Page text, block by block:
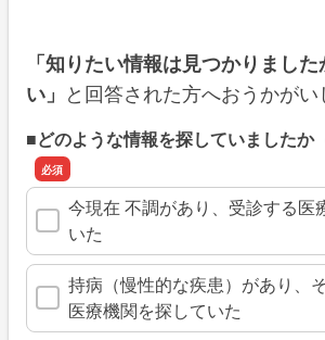
「知りたい情報は見つかりました
い」 と回答された方へおうかがい
■どのような情報を探していましたか
今現在 不調があり、受診する医
いた
持病（慢性的な疾患）があり、
医療機関を探していた